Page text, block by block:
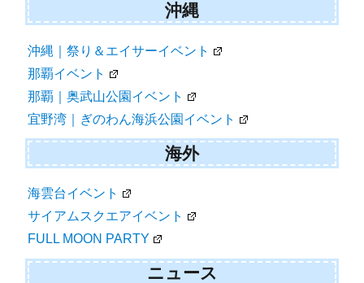
沖縄
沖縄｜祭り＆エイサーイベント
那覇イベント
那覇｜奥武山公園イベント
宜野湾｜ぎのわん海浜公園イベント
海外
海雲台イベント
サイアムスクエアイベント
FULL MOON PARTY
ニュース